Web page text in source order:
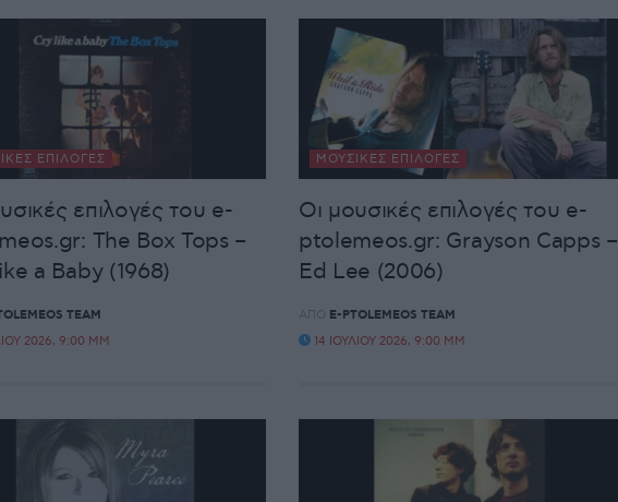
ΕΠΙΛΟΓΈΣ
επιλογές του e-
The Box Tops –
a Baby (1968)
TEAM
2026, 9:00 ΜΜ
ΜΟΥΣΙΚΈΣ ΕΠΙΛΟΓΈΣ
Οι μουσικές επιλογές του e-
ptolemeos.gr: Grayson Capps –
Ed Lee (2006)
ΑΠΌ E-PTOLEMEOS TEAM
14 ΙΟΥΛΊΟΥ 2026, 9:00 ΜΜ